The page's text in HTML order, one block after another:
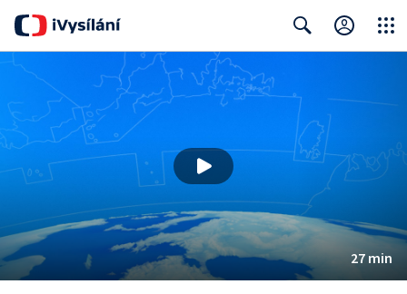
27 min